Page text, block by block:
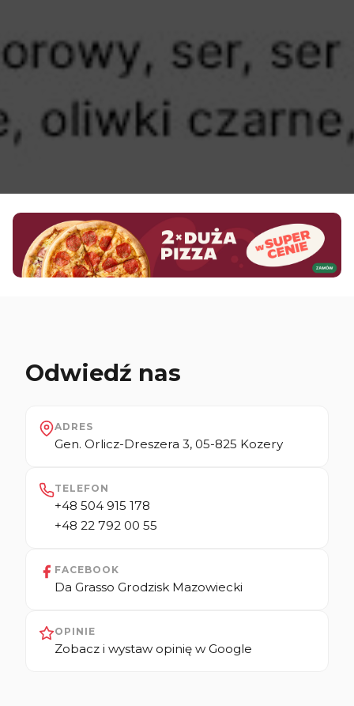
Odwiedź nas
ADRES
Gen. Orlicz-Dreszera 3, 05-825 Kozery
TELEFON
+48 504 915 178
+48 22 792 00 55
FACEBOOK
Da Grasso Grodzisk Mazowiecki
OPINIE
Zobacz i wystaw opinię w Google